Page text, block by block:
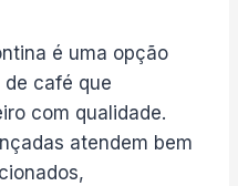
é uma opção
café que
com qualidade.
atendem bem